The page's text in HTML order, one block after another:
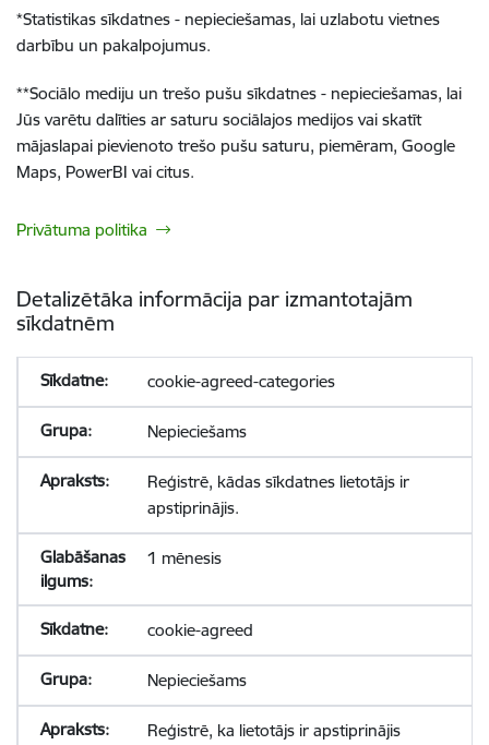
*Statistikas sīkdatnes - nepieciešamas, lai uzlabotu vietnes
darbību un pakalpojumus.
**Sociālo mediju un trešo pušu sīkdatnes - nepieciešamas, lai
Jūs varētu dalīties ar saturu sociālajos medijos vai skatīt
mājaslapai pievienoto trešo pušu saturu, piemēram, Google
Maps, PowerBI vai citus.
Privātuma politika
Detalizētāka informācija par izmantotajām
sīkdatnēm
cookie-agreed-categories
Nepieciešams
Reģistrē, kādas sīkdatnes lietotājs ir
apstiprinājis.
1 mēnesis
cookie-agreed
Nepieciešams
Reģistrē, ka lietotājs ir apstiprinājis